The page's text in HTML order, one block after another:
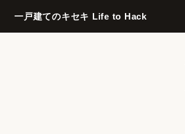
一戸建てのキセキ Life to Hack